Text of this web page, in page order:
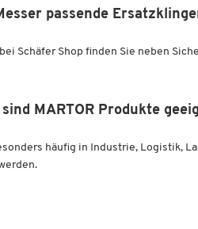
passende
Schäfer Shop finden Sie neben
MARTOR Produkte
häufig in Industrie, Logistik,